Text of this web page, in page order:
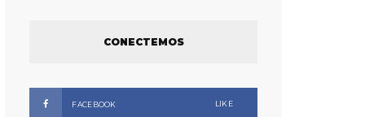
CONECTEMOS
FACEBOOK LIKE